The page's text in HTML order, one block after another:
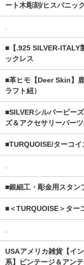
ート木彫刻/ヒスパニッ
■【.925 SILVER-ITALY
ックレス
■革ヒモ【Deer Skin】
ラフト紐）
■SILVERシルバービー
ズ＆アクセサリーパー
■TURQUOISE/ターコ
■銀細工・彫金用スタン
■＜TURQUOISE＞ター
USAアメリカ雑貨【イ
系】ビンテージ＆アン